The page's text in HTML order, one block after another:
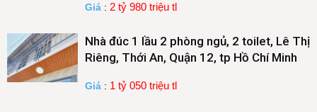
Giá : 2 tỷ 980 triệu tl
Nhà đúc 1 lầu 2 phòng ngủ, 2 toilet, Lê Thị
Riêng, Thới An, Quận 12, tp Hồ Chí Minh
Giá : 1 tỷ 050 triệu tl